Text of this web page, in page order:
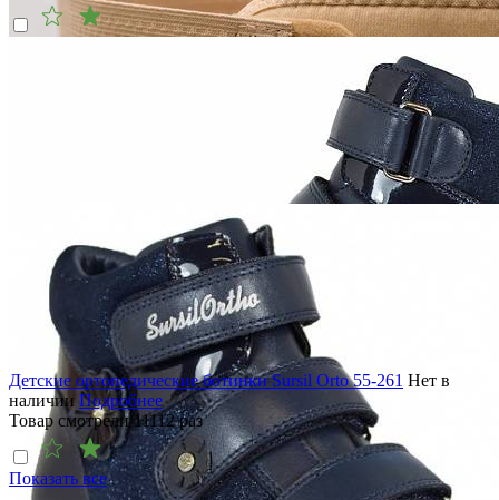
Детские ортопедические ботинки Sursil Orto 55-261 Нет в
наличии Подробнее
Товар смотрели11112раз
Показать все